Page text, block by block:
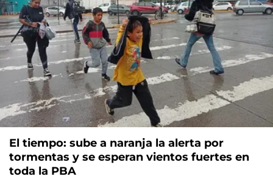
El tiempo: sube a naranja la alerta por
tormentas y se esperan vientos fuertes en
toda la PBA